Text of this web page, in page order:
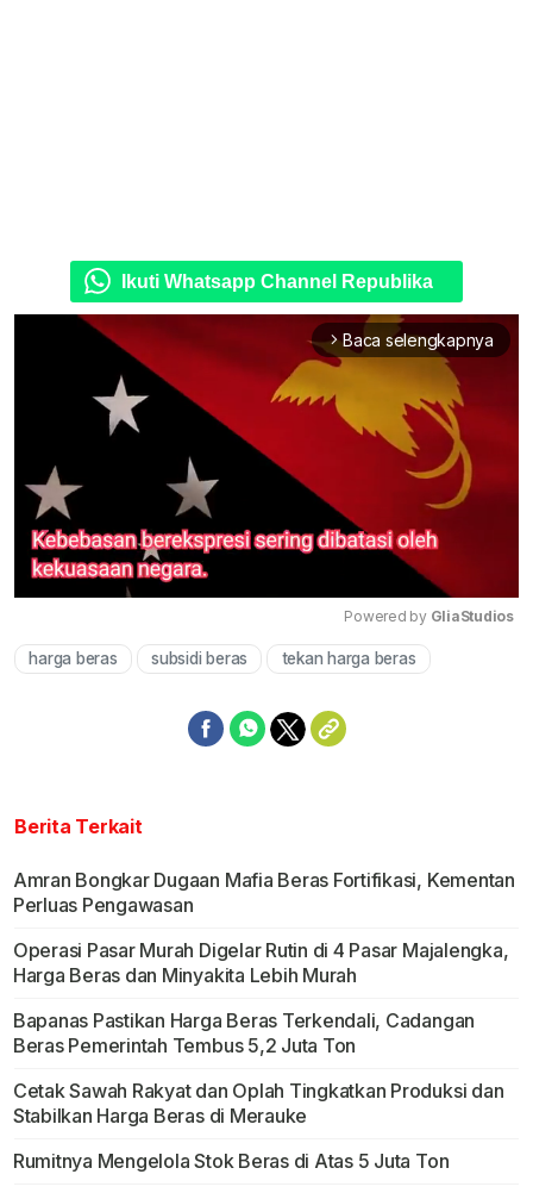
Ikuti Whatsapp Channel Republika
arrow_forward_ios Baca selengkapnya
Powered by GliaStudios
harga beras subsidi beras tekan harga beras
Berita Terkait
Amran Bongkar Dugaan Mafia Beras Fortifikasi, Kementan
Perluas Pengawasan
Operasi Pasar Murah Digelar Rutin di 4 Pasar Majalengka,
Harga Beras dan Minyakita Lebih Murah
Bapanas Pastikan Harga Beras Terkendali, Cadangan
Beras Pemerintah Tembus 5,2 Juta Ton
Cetak Sawah Rakyat dan Oplah Tingkatkan Produksi dan
Stabilkan Harga Beras di Merauke
Rumitnya Mengelola Stok Beras di Atas 5 Juta Ton